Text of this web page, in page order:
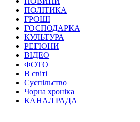
ПОЛІТИКА
ГРОШІ
ГОСПОДАРКА
КУЛЬТУРА
РЕГІОНИ
ВІДЕО
ФОТО
В світі
Суспільство
Чорна хроніка
КАНАЛ РАДА